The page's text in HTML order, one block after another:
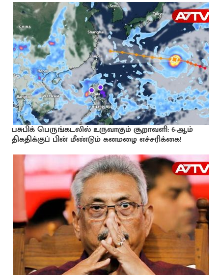
பசுபிக் பெருங்கடலில் உருவாகும் சூறாவளி: 6-ஆம்
திகதிக்குப் பின் மீண்டும் கனமழை எச்சரிக்கை!